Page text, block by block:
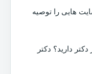
هایی را توصیه
دارید؟ دکتر